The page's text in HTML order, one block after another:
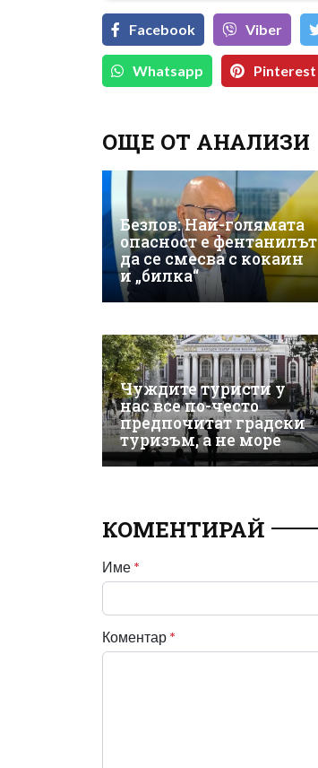
Facebook Viber
Whatsapp Pinterest
ОЩЕ ОТ АНАЛИЗИ
Безлов: Най-голямата
опасност е фентанилът
да се смесва с кокаин
и „билка“
Чуждите туристи у
нас все по-често
предпочитат градски
туризъм, а не море
КОМЕНТИРАЙ
Име *
Коментар *